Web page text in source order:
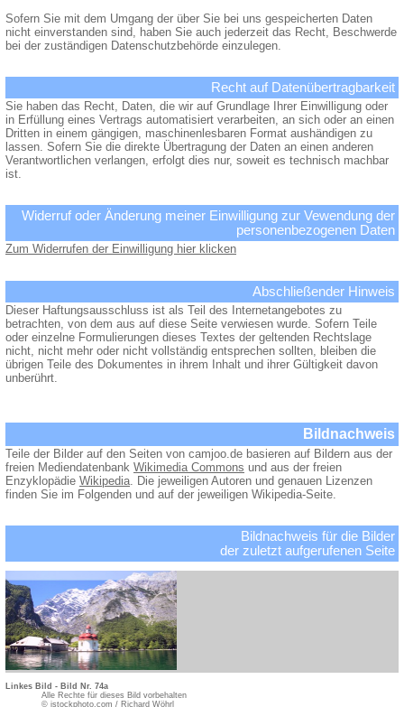
Sofern Sie mit dem Umgang der über Sie bei uns gespeicherten Daten
nicht einverstanden sind, haben Sie auch jederzeit das Recht, Beschwerde
bei der zuständigen Datenschutzbehörde einzulegen.
Recht auf Datenübertragbarkeit
Sie haben das Recht, Daten, die wir auf Grundlage Ihrer Einwilligung oder
in Erfüllung eines Vertrags automatisiert verarbeiten, an sich oder an einen
Dritten in einem gängigen, maschinenlesbaren Format aushändigen zu
lassen. Sofern Sie die direkte Übertragung der Daten an einen anderen
Verantwortlichen verlangen, erfolgt dies nur, soweit es technisch machbar
ist.
Widerruf oder Änderung meiner Einwilligung zur Vewendung der
personenbezogenen Daten
Zum Widerrufen der Einwilligung hier klicken
Abschließender Hinweis
Dieser Haftungsausschluss ist als Teil des Internetangebotes zu
betrachten, von dem aus auf diese Seite verwiesen wurde. Sofern Teile
oder einzelne Formulierungen dieses Textes der geltenden Rechtslage
nicht, nicht mehr oder nicht vollständig entsprechen sollten, bleiben die
übrigen Teile des Dokumentes in ihrem Inhalt und ihrer Gültigkeit davon
unberührt.
Bildnachweis
Teile der Bilder auf den Seiten von camjoo.de basieren auf Bildern aus der
freien Mediendatenbank Wikimedia Commons und aus der freien
Enzyklopädie Wikipedia . Die jeweiligen Autoren und genauen Lizenzen
finden Sie im Folgenden und auf der jeweiligen Wikipedia-Seite.
Bildnachweis für die Bilder
der zuletzt aufgerufenen Seite
Linkes Bild - Bild Nr. 74a
Alle Rechte für dieses Bild vorbehalten
© istockphoto.com / Richard Wöhrl